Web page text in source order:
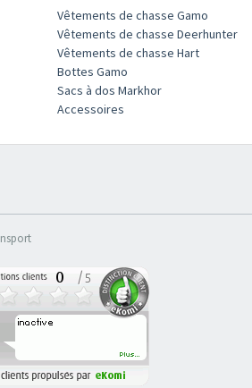
Vêtements de chasse Gamo
Vêtements de chasse Deerhunter
Vêtements de chasse Hart
Bottes Gamo
Sacs à dos Markhor
Accessoires